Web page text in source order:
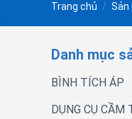
Trang chủ / Sản
Danh mục
BÌNH TÍCH ÁP
DỤNG CỤ CẦM